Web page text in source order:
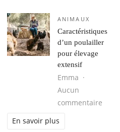
ANIMAUX
Caractéristiques
d’un poulailler
pour élevage
extensif
Emma
Aucun
commentaire
En savoir plus